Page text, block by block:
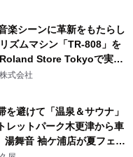
ジ～ 9月1日(火)秋田県内で
楽シーンに革新をもたらし
ズムマシン「TR-808」を
Store Tokyoで実機
の 記念キャンペーンを開
オ「NTS」の 特別プログ
TR-808」を愛する伝説的
トを フィーチャーしたアニ
を公開～
式会社
を避けて「温泉＆サウナ」
レットパーク木更津から車
舞音 袖ケ浦店が夏フェア